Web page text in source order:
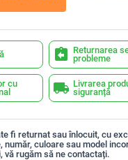
assignment_return Returnarea
probleme
cu
local_shipping Livrarea
siguranță
fi returnat sau înlocuit, cu
număr, culoare sau model
vă rugăm să ne contactați.